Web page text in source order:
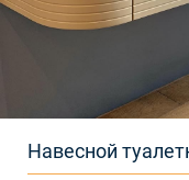
Навесной